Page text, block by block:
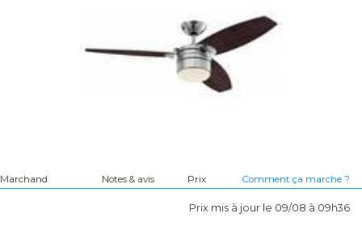
Marchand Notes & avis Prix Comment ça marche ?
Prix mis à jour le 09/08 à 09h36